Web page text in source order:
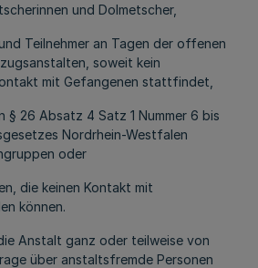
und Dolmetscher,
Teilnehmer an Tagen der offenen
soweit kein
mit Gefangenen stattfindet,
§ 26 Absatz 4 Satz 1 Nummer 6 bis
Nordrhein-Westfalen
oder
die keinen Kontakt mit
können.
Anstalt ganz oder teilweise von
über anstaltsfremde Personen